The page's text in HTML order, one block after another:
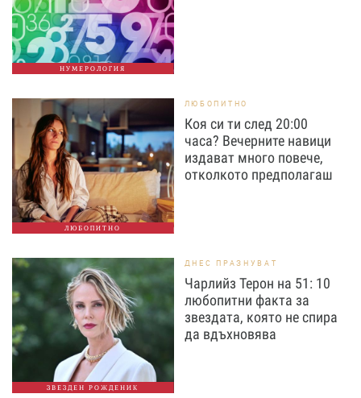
НУМЕРОЛОГИЯ
ЛЮБОПИТНО
ЛЮБОПИТНО
Коя си ти след 20:00
часа? Вечерните навици
издават много повече,
отколкото предполагаш
ЗВЕЗДЕН РОЖДЕНИК
ДНЕС ПРАЗНУВАТ
Чарлийз Терон на 51: 10
любопитни факта за
звездата, която не спира
да вдъхновява